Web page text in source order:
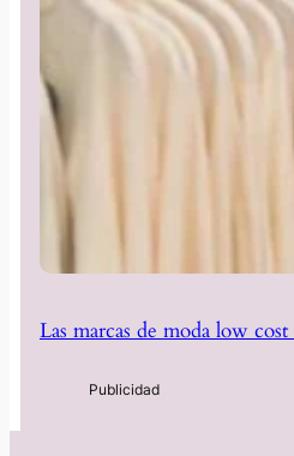
Las marcas de moda low